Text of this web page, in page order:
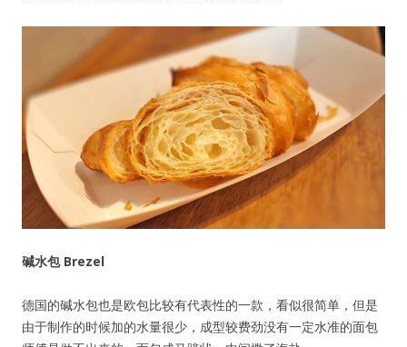
碱水包 Brezel
德国的碱水包也是欧包比较有代表性的一款，看似很简单，但是
由于制作的时候加的水量很少，成型较费劲没有一定水准的面包